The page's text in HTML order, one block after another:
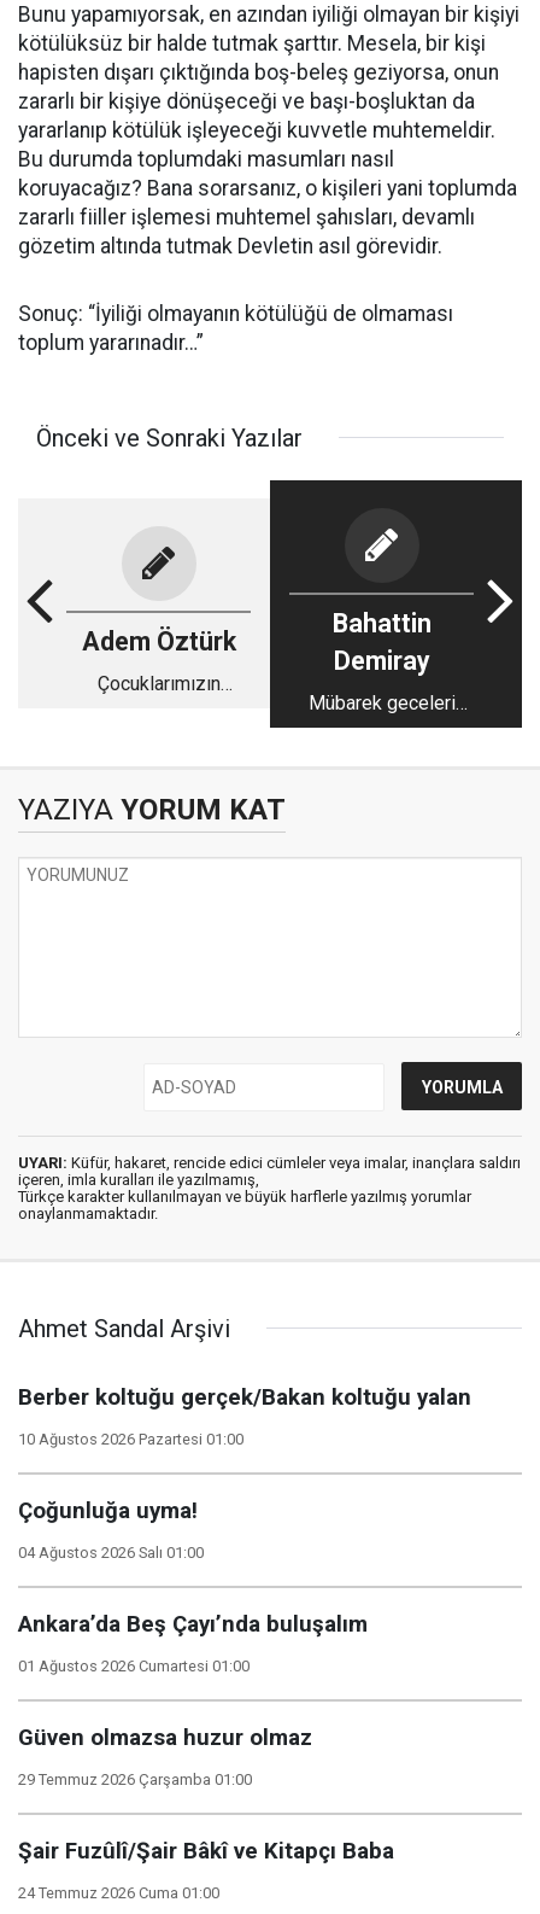
Bunu yapamıyorsak, en azından iyiliği olmayan bir kişiyi
kötülüksüz bir halde tutmak şarttır. Mesela, bir kişi
hapisten dışarı çıktığında boş-beleş geziyorsa, onun
zararlı bir kişiye dönüşeceği ve başı-boşluktan da
yararlanıp kötülük işleyeceği kuvvetle muhtemeldir.
Bu durumda toplumdaki masumları nasıl
koruyacağız? Bana sorarsanız, o kişileri yani toplumda
zararlı fiiller işlemesi muhtemel şahısları, devamlı
gözetim altında tutmak Devletin asıl görevidir.
Sonuç: “İyiliği olmayanın kötülüğü de olmaması
toplum yararınadır…”
Önceki ve Sonraki Yazılar
Adem Öztürk
Çocuklarımızın
Bahattin
Demiray
Mübarek geceleri
güzel geçirelim
YAZIYA YORUM KAT
UYARI: Küfür, hakaret, rencide edici cümleler veya imalar, inançlara saldırı
içeren, imla kuralları ile yazılmamış,
Türkçe karakter kullanılmayan ve büyük harflerle yazılmış yorumlar
onaylanmamaktadır.
Ahmet Sandal Arşivi
Berber koltuğu gerçek/Bakan koltuğu yalan
10 Ağustos 2026 Pazartesi 01:00
Çoğunluğa uyma!
04 Ağustos 2026 Salı 01:00
Ankara’da Beş Çayı’nda buluşalım
01 Ağustos 2026 Cumartesi 01:00
Güven olmazsa huzur olmaz
29 Temmuz 2026 Çarşamba 01:00
Şair Fuzûlî/Şair Bâkî ve Kitapçı Baba
24 Temmuz 2026 Cuma 01:00